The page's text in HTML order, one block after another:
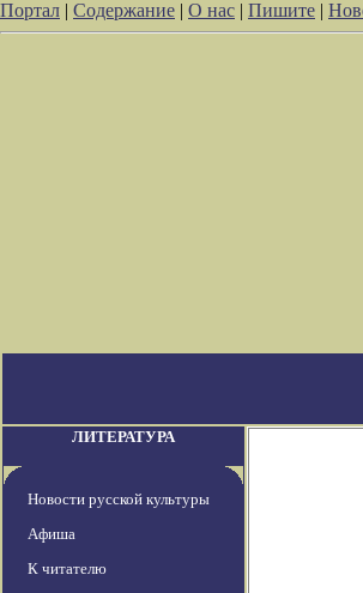
Портал | Содержание | О нас | Пишите |
ЛИТЕРАТУРА
Новости русской культуры
Афиша
К читателю